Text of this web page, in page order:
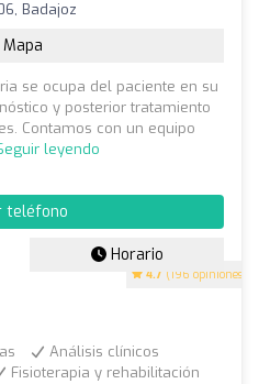
4.7 (196 opiniones)
Badajoz
Mapa
se ocupa del paciente en su
y posterior tratamiento
Contamos con un equipo
leyendo
teléfono
Horario
Análisis clínicos
Fisioterapia y rehabilitación